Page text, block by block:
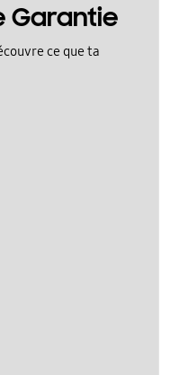
Garantie
ce que ta